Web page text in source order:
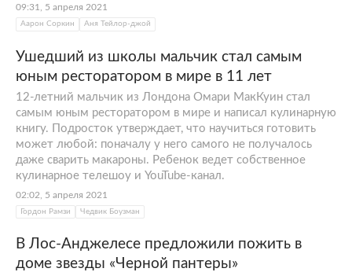
09:31, 5 апреля 2021
Аарон Соркин Аня Тейлор-джой
Ушедший из школы мальчик стал самым
юным ресторатором в мире в 11 лет
12-летний мальчик из Лондона Омари МакКуин стал
самым юным ресторатором в мире и написал кулинарную
книгу. Подросток утверждает, что научиться готовить
может любой: поначалу у него самого не получалось
даже сварить макароны. Ребенок ведет собственное
кулинарное телешоу и YouTube-канал.
02:02, 5 апреля 2021
Гордон Рамзи Чедвик Боузман
В Лос-Анджелесе предложили пожить в
доме звезды «Черной пантеры»